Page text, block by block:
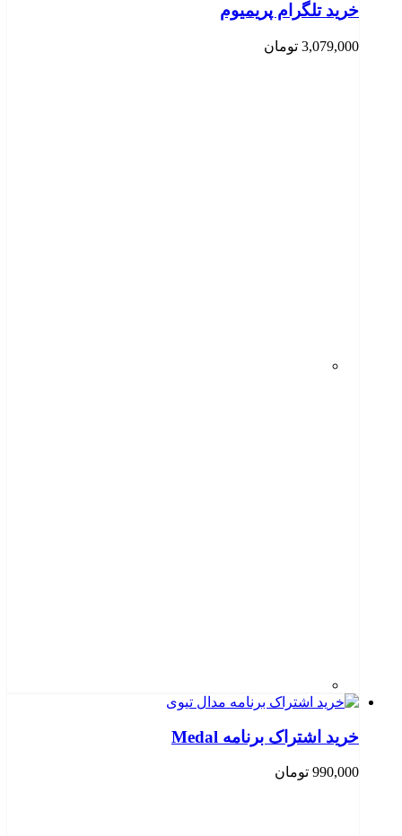
خرید تلگرام پریمیوم
3,079,000 تومان
خرید اشتراک برنامه Medal
990,000 تومان